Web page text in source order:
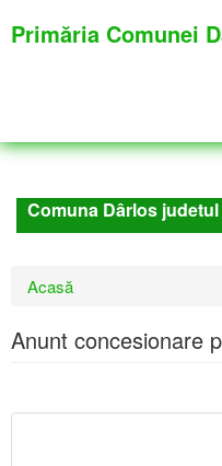
Primăria Comunei
Comuna Dârlos
Eşti
aici
Acasă
Anunt concesionare